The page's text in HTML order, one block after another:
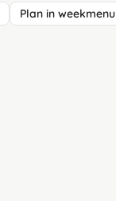
Plan in weekmenu